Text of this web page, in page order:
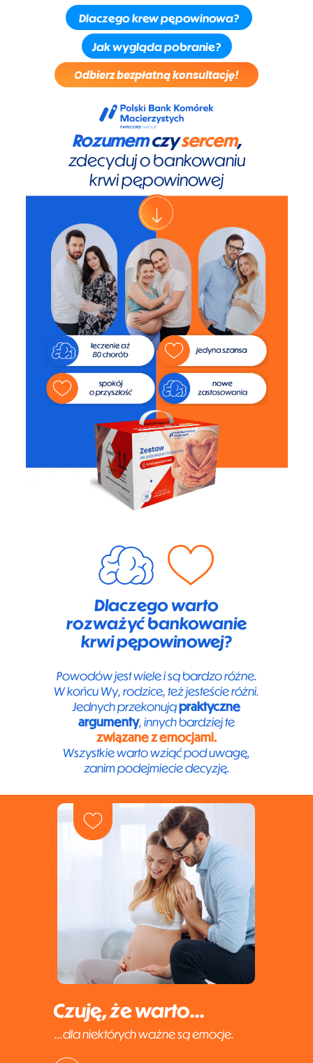
Dlaczego krew pępowinowa?
Jak wygląda pobranie?
Odbierz bezpłatną konsultację!
Rozumemczysercem,
zdecyduj o bankowaniu
krwi pępowinowej
Dlaczego warto
rozważyć bankowanie
krwi pępowinowej?
Powodów jest wiele i są bardzo różne.
W końcu Wy, rodzice, też jesteście różni.
Jednych przekonująpraktyczne
argumenty, innych bardziej te
związane z emocjami.
Wszystkie warto wziąć pod uwagę,
zanim podejmiecie decyzję.
Czuję, że warto...
...dla niektórych ważne są emocje.